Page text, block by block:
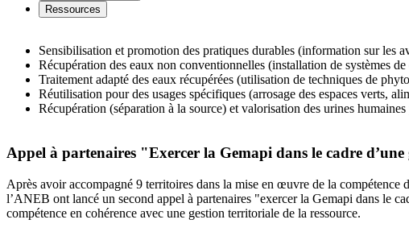
Ressources
Sensibilisation et promotion des pratiques durables (information sur les
Récupération des eaux non conventionnelles (installation de systèmes
Traitement adapté des eaux récupérées (utilisation de techniques de
Réutilisation pour des usages spécifiques (arrosage des espaces verts,
Récupération (séparation à la source) et valorisation des urines
Appel à partenaires "Exercer la Gemapi dans le cadre
Après avoir accompagné 9 territoires dans la mise en œuvre de la
l’ANEB ont lancé un second appel à partenaires "exercer la Gemapi dans le
compétence en cohérence avec une gestion territoriale de la ressource.